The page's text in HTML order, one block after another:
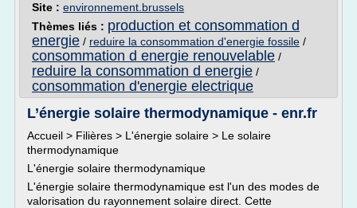
Site : environnement.brussels
Thèmes liés : production et consommation d
energie / reduire la consommation d'energie fossile /
consommation d energie renouvelable /
reduire la consommation d energie /
consommation d'energie electrique
L’énergie solaire thermodynamique - enr.fr
Accueil > Filières > L'énergie solaire > Le solaire
thermodynamique
L'énergie solaire thermodynamique
L'énergie solaire thermodynamique est l'un des modes de
valorisation du rayonnement solaire direct. Cette